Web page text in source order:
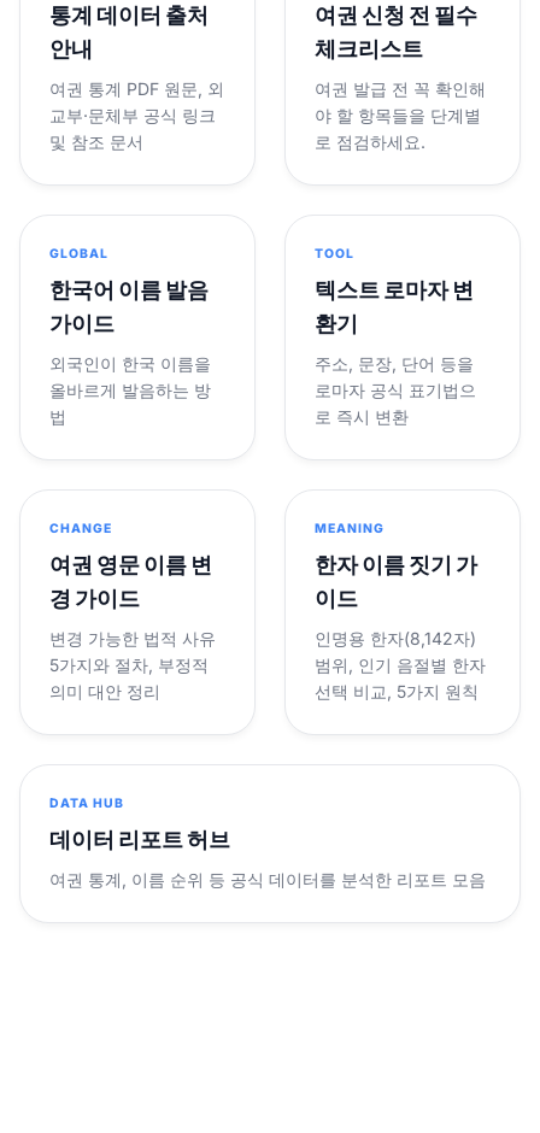
통계 데이터 출처
안내
여권 통계 PDF 원문, 외
교부·문체부 공식 링크
및 참조 문서
여권 신청 전 필수
체크리스트
여권 발급 전 꼭 확인해
야 할 항목들을 단계별
로 점검하세요.
GLOBAL
한국어 이름 발음
가이드
외국인이 한국 이름을
올바르게 발음하는 방
법
TOOL
텍스트 로마자 변
환기
주소, 문장, 단어 등을
로마자 공식 표기법으
로 즉시 변환
CHANGE
여권 영문 이름 변
경 가이드
변경 가능한 법적 사유
5가지와 절차, 부정적
의미 대안 정리
MEANING
한자 이름 짓기 가
이드
인명용 한자(8,142자)
범위, 인기 음절별 한자
선택 비교, 5가지 원칙
DATA HUB
데이터 리포트 허브
여권 통계, 이름 순위 등 공식 데이터를 분석한 리포트 모음